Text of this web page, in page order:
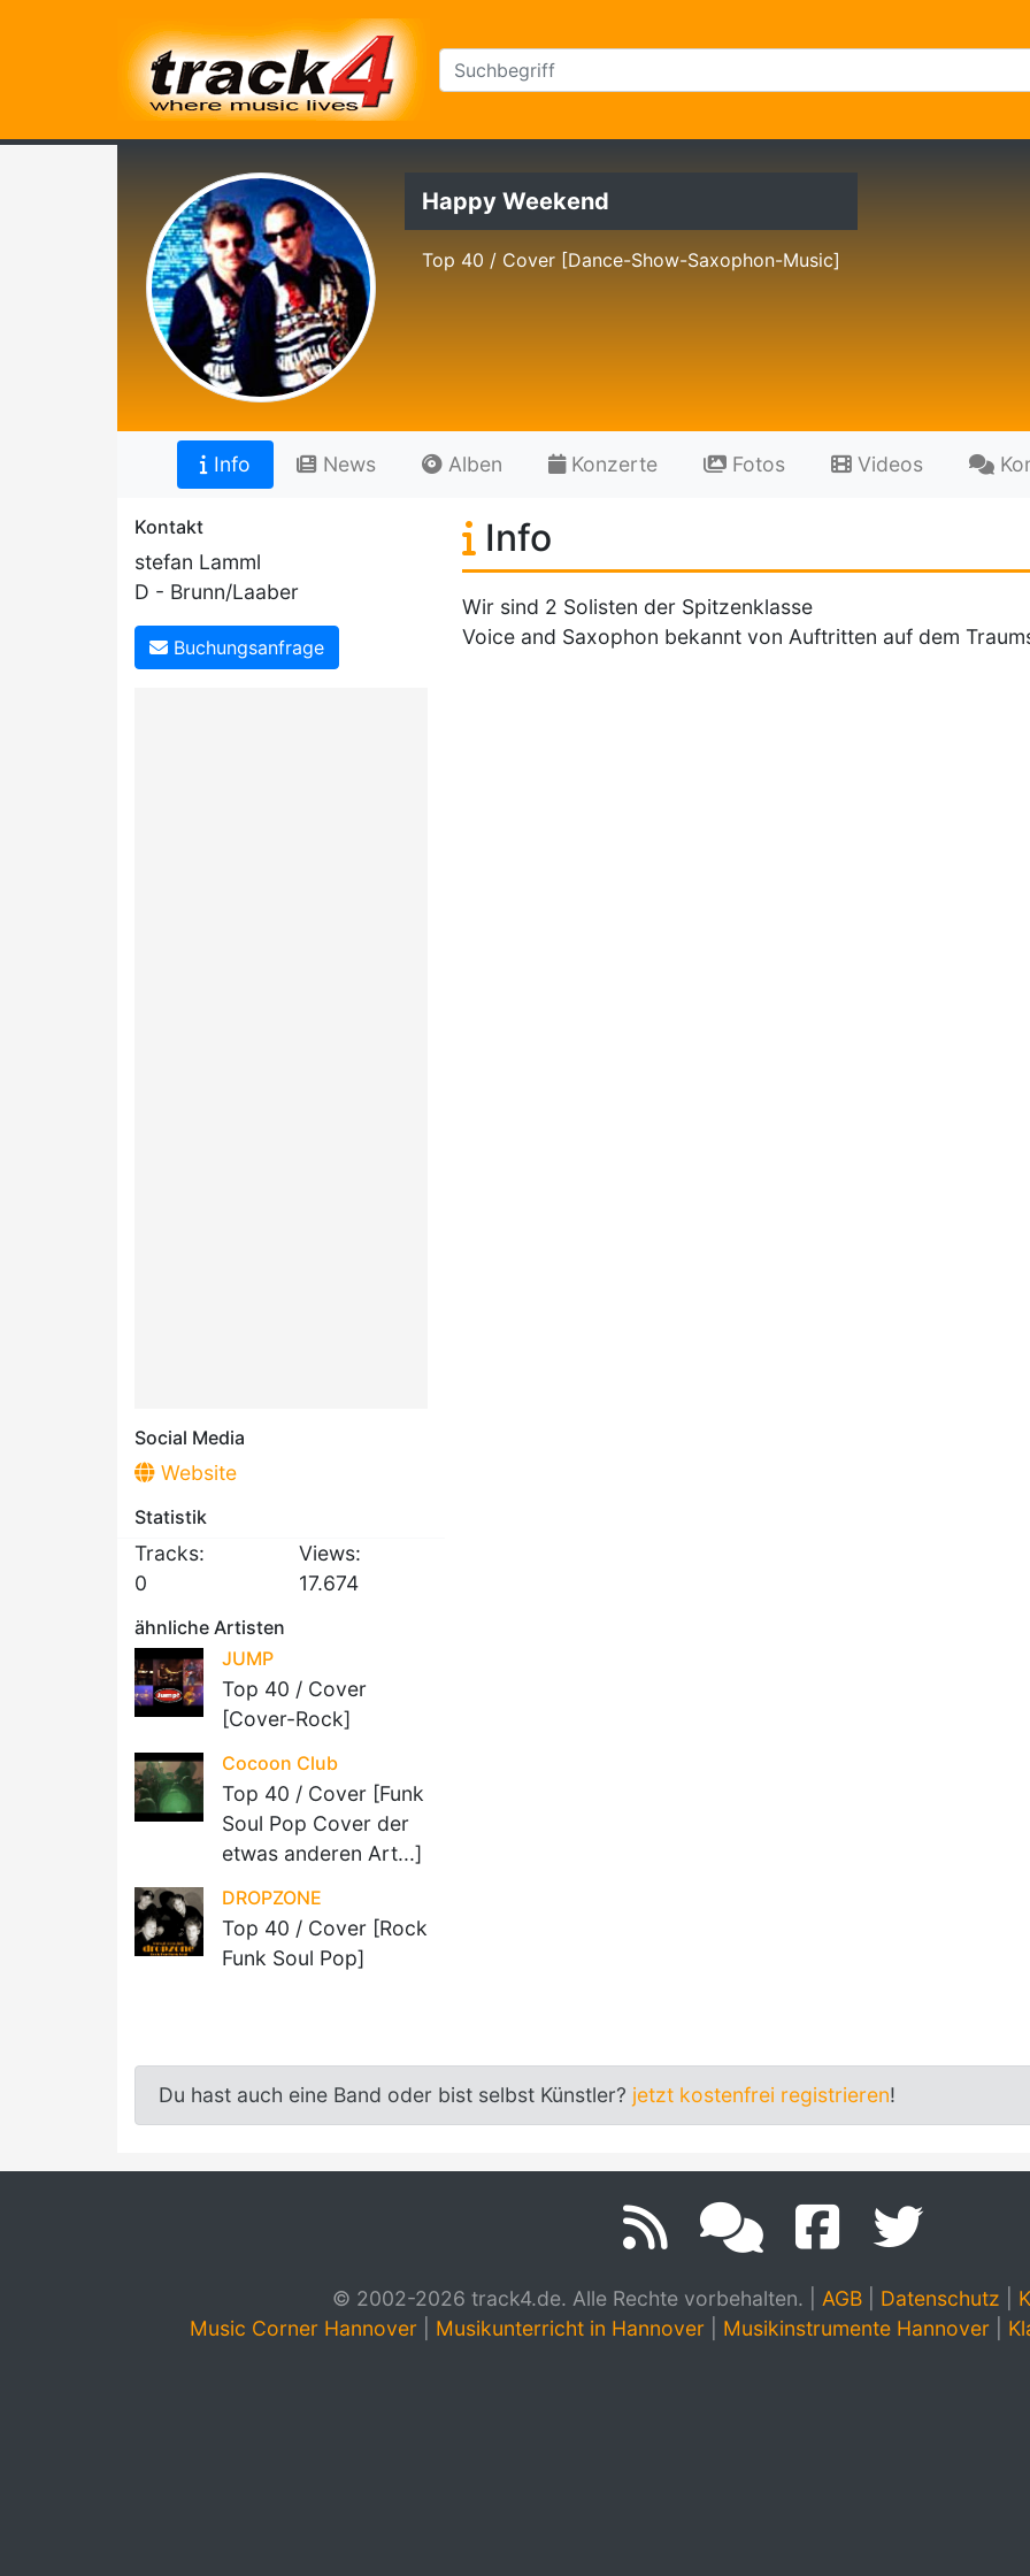
Happy Weekend
Top 40 / Cover [Dance-Show-Saxophon-Music]
Info News Alben Konzerte Fotos Videos
Kontakt
stefan Lamml
D - Brunn/Laaber
Buchungsanfrage
Social Media
Website
Statistik
Tracks:
0
Views:
17.674
ähnliche Artisten
JUMP
Top 40 / Cover
[Cover-Rock]
Cocoon Club
Top 40 / Cover [Funk
Soul Pop Cover der
etwas anderen Art...]
DROPZONE
Top 40 / Cover [Rock
Funk Soul Pop]
Info
Wir sind 2 Solisten der Spitzenklasse
Voice and Saxophon bekannt von Auftritten auf dem
Du hast auch eine Band oder bist selbst Künstler? jetzt kostenfrei registrieren!
© 2002-2026 track4.de. Alle Rechte vorbehalten. AGB| Datenschutz
Music Corner Hannover
Musikunterricht in Hannover Musikinstrumente Hannover